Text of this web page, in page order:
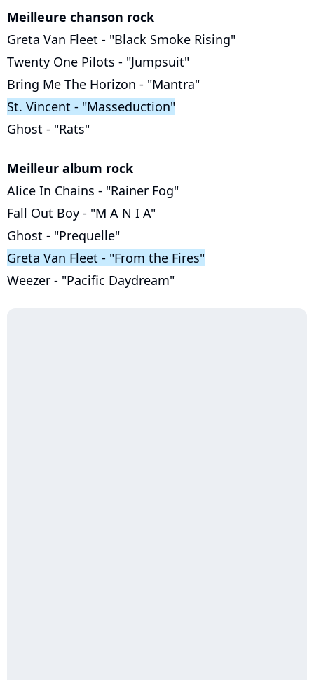
Meilleure chanson rock
Greta Van Fleet - "Black Smoke Rising"
Twenty One Pilots - "Jumpsuit"
Bring Me The Horizon - "Mantra"
St. Vincent - "Masseduction"
Ghost - "Rats"
Meilleur album rock
Alice In Chains - "Rainer Fog"
Fall Out Boy - "M A N I A"
Ghost - "Prequelle"
Greta Van Fleet - "From the Fires"
Weezer - "Pacific Daydream"